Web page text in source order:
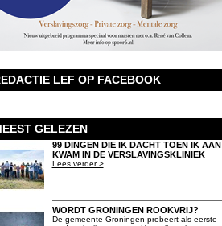
LEF OP FACEBOOK
GELEZEN
99 DINGEN DIE IK DACHT TOEN IK AAN
KWAM IN DE VERSLAVINGSKLINIEK
Lees verder >
WORDT GRONINGEN ROOKVRIJ?
De gemeente Groningen probeert als eerste